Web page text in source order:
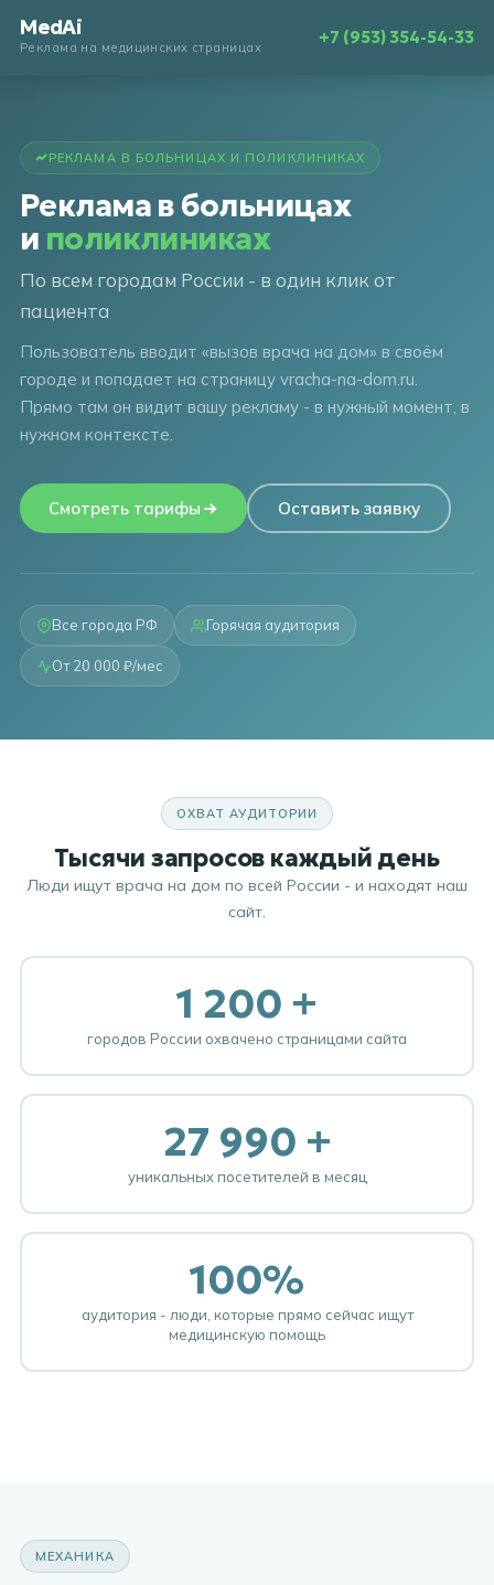
MedAi
Реклама на медицинских страницах +7 (953) 354-54-33
РЕКЛАМА В БОЛЬНИЦАХ И ПОЛИКЛИНИКАХ
Реклама в больницах
и поликлиниках
По всем городам России - в один клик от
пациента
Пользователь вводит «вызов врача на дом» в своём
городе и попадает на страницу vracha-na-dom.ru.
Прямо там он видит вашу рекламу - в нужный момент, в
нужном контексте.
Смотреть тарифы Оставить заявку
Все города РФ Горячая аудитория
От 20 000 ₽/мес
ОХВАТ АУДИТОРИИ
Тысячи запросов каждый день
Люди ищут врача на дом по всей России - и находят наш
сайт.
1 200 +
городов России охвачено страницами сайта
27 990 +
уникальных посетителей в месяц
100%
аудитория - люди, которые прямо сейчас ищут
медицинскую помощь
МЕХАНИКА